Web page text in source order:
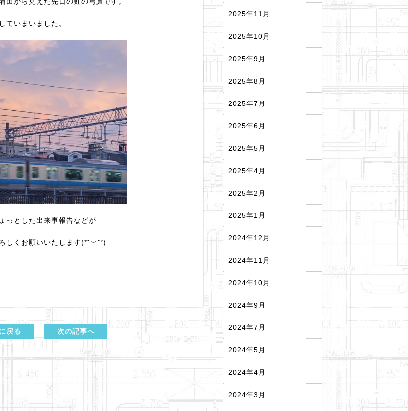
ていまいました。
っとした出来事報告などが
しくお願いいたします(*˘︶˘*)
次の記事へ
戻る
2025年11月
2025年10月
2025年9月
2025年8月
2025年7月
2025年6月
2025年5月
2025年4月
2025年2月
2025年1月
2024年12月
2024年11月
2024年10月
2024年9月
2024年7月
2024年5月
2024年4月
2024年3月